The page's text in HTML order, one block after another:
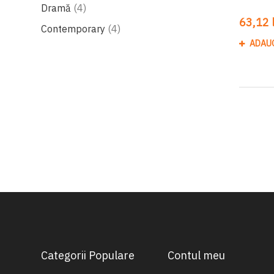
Dramă
4produse
Contemporary 4produse 63,12
Categorii Populare Contul meu